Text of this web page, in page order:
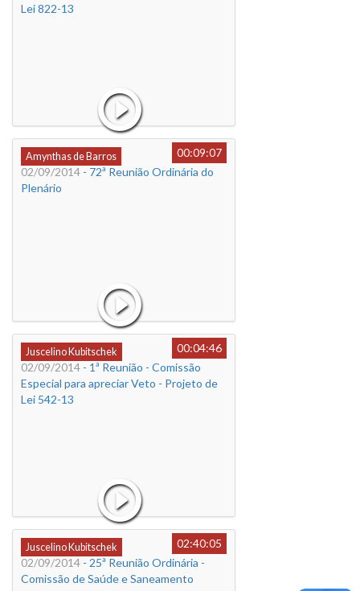
Lei 822-13
Amynthas de Barros
00:09:07
02/09/2014 - 72ª Reunião Ordinária do
Plenário
Juscelino Kubitschek
00:04:46
02/09/2014 - 1ª Reunião - Comissão
Especial para apreciar Veto - Projeto de
Lei 542-13
Juscelino Kubitschek
02:40:05
02/09/2014 - 25ª Reunião Ordinária -
Comissão de Saúde e Saneamento